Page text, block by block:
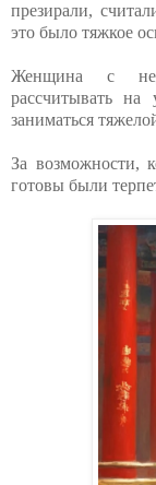
презирали,
это было тяжкое
Женщина с
рассчитывать
заниматься
За возможности,
готовы были